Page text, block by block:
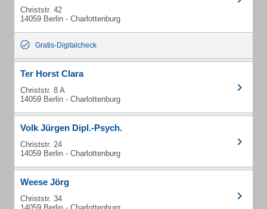
Christstr. 42
14059 Berlin - Charlottenburg
Gratis-Digitalcheck
Ter Horst Clara
Christstr. 8 A
14059 Berlin - Charlottenburg
Volk Jürgen Dipl.-Psych.
Christstr. 24
14059 Berlin - Charlottenburg
Weese Jörg
Christstr. 34